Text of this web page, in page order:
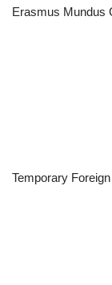
Erasmus Mundus
Temporary